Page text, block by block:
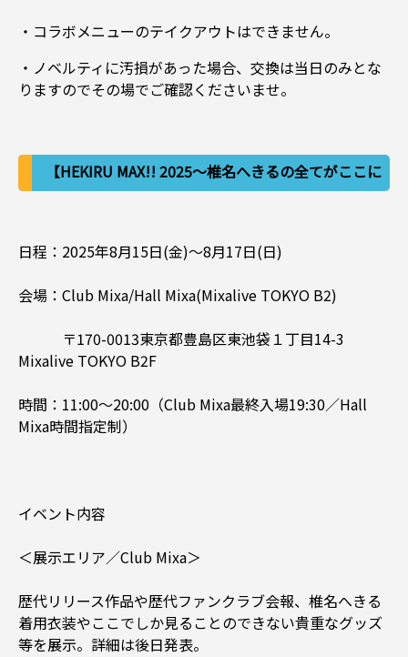
・コラボメニューのテイクアウトはできません。
・ノベルティに汚損があった場合、交換は当日のみとな
りますのでその場でご確認くださいませ。
【HEKIRU MAX!! 2025～椎名へきるの全てがここに
日程：2025年8月15日(金)～8月17日(日)
会場：Club Mixa/Hall Mixa(Mixalive TOKYO B2)
〒170-0013東京都豊島区東池袋１丁目14-3
Mixalive TOKYO B2F
時間：11:00～20:00（Club Mixa最終入場19:30／Hall
Mixa時間指定制）
イベント内容
＜展示エリア／Club Mixa＞
歴代リリース作品や歴代ファンクラブ会報、椎名へきる
着用衣装やここでしか見ることのできない貴重なグッズ
等を展示。詳細は後日発表。